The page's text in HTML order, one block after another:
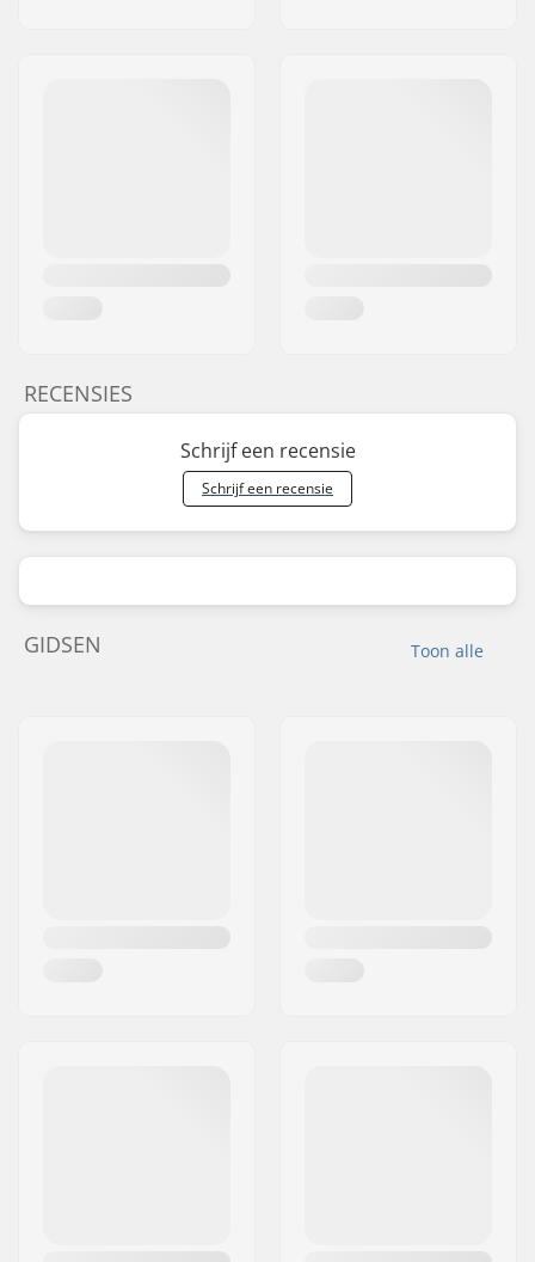
RECENSIES
Schrijf een recensie
Schrijf een recensie
Toon alle
GIDSEN